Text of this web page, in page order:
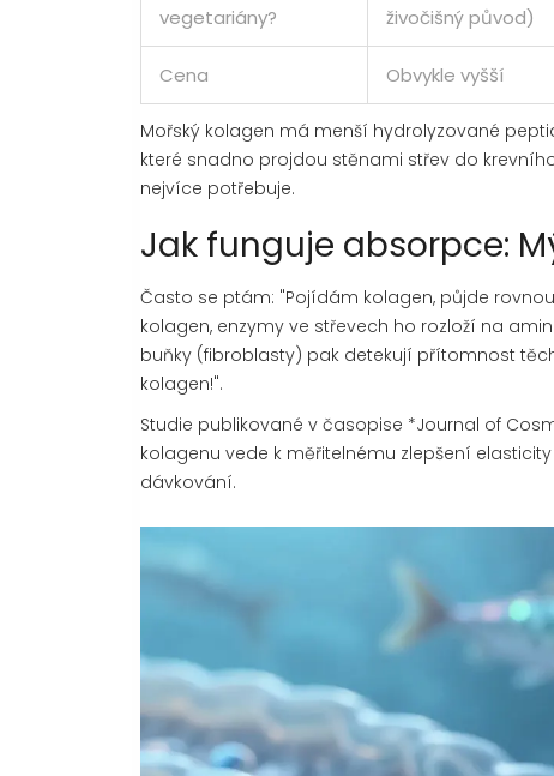
vegetariány?
živočišný původ)
Cena Obvykle vyšší
Mořský kolagen má menší hydrolyzované
které snadno projdou stěnami střev do
nejvíce potřebuje.
Jak funguje absorpce:
Často se ptám: "Pojídám kolagen, půjde
kolagen, enzymy ve střevech ho rozloží na
buňky (fibroblasty) pak detekují přítomnost
kolagen!".
Studie publikované v časopise *Journal of
kolagenu vede k měřitelnému zlepšení
dávkování.